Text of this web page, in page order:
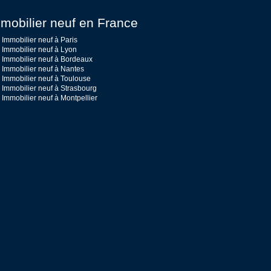
neuf en France
Immobilier neuf à Paris
Immobilier neuf à Lyon
Immobilier neuf à Bordeaux
Immobilier neuf à Nantes
Immobilier neuf à Toulouse
Immobilier neuf à Strasbourg
Immobilier neuf à Montpellier